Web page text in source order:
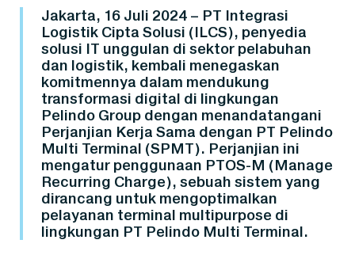
Jakarta, 16 Juli 2024 – PT Integrasi
Logistik Cipta Solusi (ILCS), penyedia
solusi IT unggulan di sektor pelabuhan
dan logistik, kembali menegaskan
komitmennya dalam mendukung
transformasi digital di lingkungan
Pelindo Group dengan menandatangani
Perjanjian Kerja Sama dengan PT Pelindo
Multi Terminal (SPMT). Perjanjian ini
mengatur penggunaan PTOS-M (Manage
Recurring Charge), sebuah sistem yang
dirancang untuk mengoptimalkan
pelayanan terminal multipurpose di
lingkungan PT Pelindo Multi Terminal.